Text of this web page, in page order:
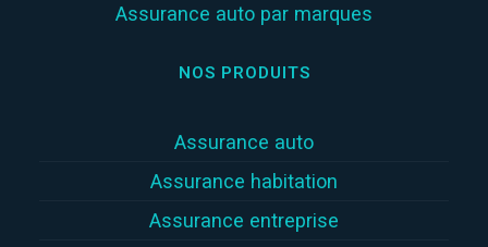
Assurance auto par marques
NOS PRODUITS
Assurance auto
Assurance habitation
Assurance entreprise